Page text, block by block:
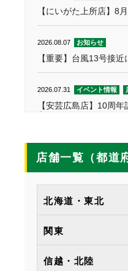
【にいがた上所店】8
2026.08.07 お知らせ
【重要】台風13号接
2026.07.31 イベント情報
【安芸広島店】10周
タックルベリー「初め
催）参加者募集中！
2026.07.27 イベント情報
8/3より先行買取 30％
2026.07.25 お知らせ
店舗一覧（都道
北海道・東北
関東
信越・北陸